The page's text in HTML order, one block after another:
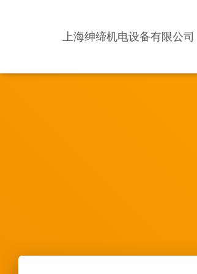
上海绅缔机电设备有限公司